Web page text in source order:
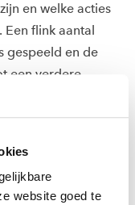
website goed te
en welke acties
Een flink aantal
gespeeld en de
een verdere
de ‘stoplicht’-
kleuren per
De visie op
de kwaliteit